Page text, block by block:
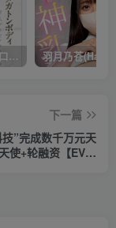
不给看不只是吊胃口！K奶的みなと羽琉(凑羽琉)原来是无码妹「水原圣子」？【EV棋牌】
下一篇
”完成数千万元天
使+轮融资【EV棋